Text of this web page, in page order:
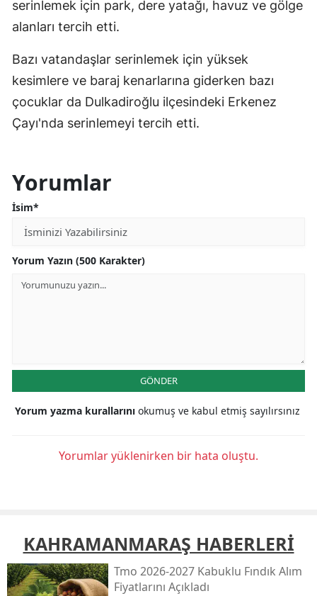
serinlemek için park, dere yatağı, havuz ve gölge
alanları tercih etti.
Bazı vatandaşlar serinlemek için yüksek
kesimlere ve baraj kenarlarına giderken bazı
çocuklar da Dulkadiroğlu ilçesindeki Erkenez
Çayı'nda serinlemeyi tercih etti.
Yorumlar
İsim*
Yorum Yazın (500 Karakter)
GÖNDER
Yorum yazma kurallarını okumuş ve kabul etmiş sayılırsınız
Yorumlar yüklenirken bir hata oluştu.
KAHRAMANMARAŞ HABERLERİ
Tmo 2026-2027 Kabuklu Fındık Alım
Fiyatlarını Açıkladı